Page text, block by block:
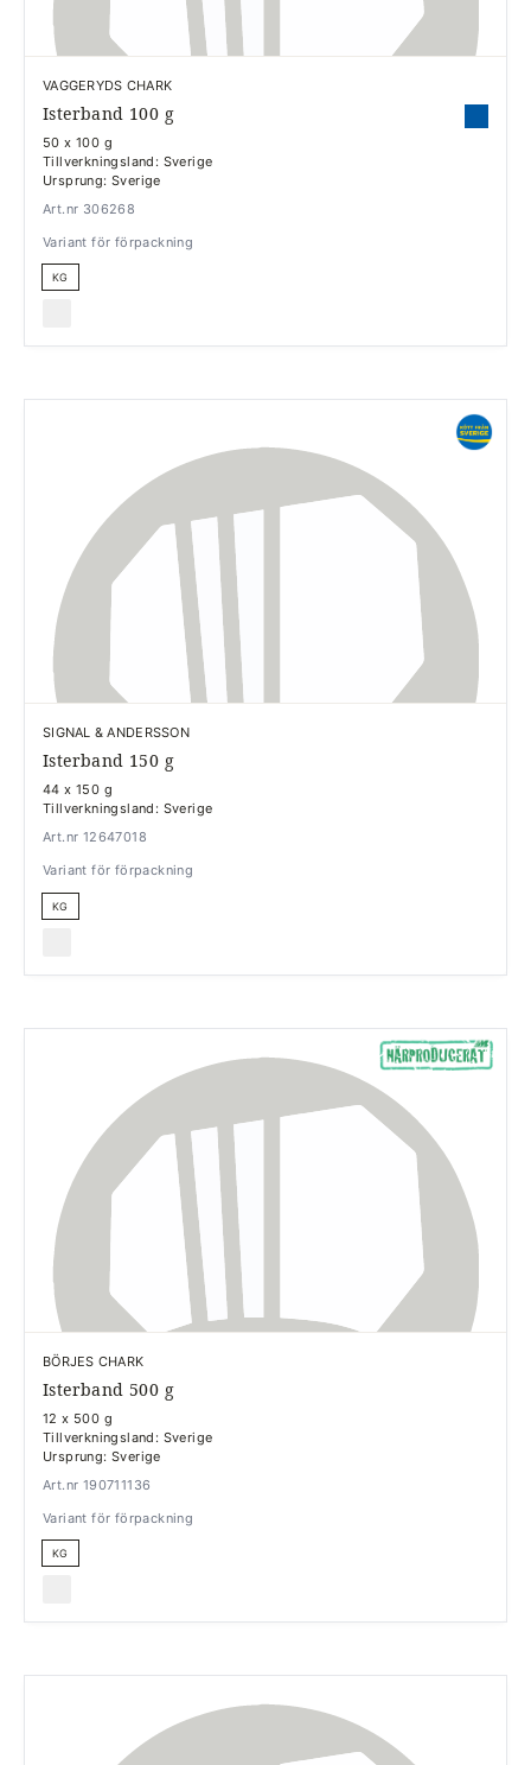
VAGGERYDS CHARK
Isterband 100 g
50 x 100 g
Tillverkningsland: Sverige
Ursprung: Sverige
Art.nr 306268
Variant för förpackning
KG
SIGNAL & ANDERSSON
Isterband 150 g
44 x 150 g
Tillverkningsland: Sverige
Art.nr 12647018
Variant för förpackning
KG
BÖRJES CHARK
Isterband 500 g
12 x 500 g
Tillverkningsland: Sverige
Ursprung: Sverige
Art.nr 190711136
Variant för förpackning
KG